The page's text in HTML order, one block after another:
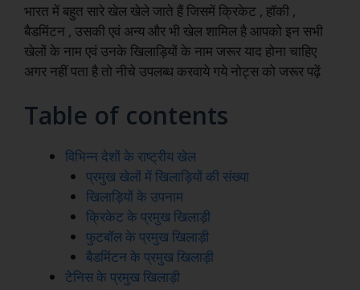
भारत में बहुत सारे खेल खेले जाते हैं जिसमें क्रिकेट , हॉकी ,
बैडमिंटन , उसकी एवं अन्य और भी खेल शामिल है आपको इन सभी
खेलों के नाम एवं उनके खिलाड़ियों के नाम जरूर याद होना चाहिए
अगर नहीं पता है तो नीचे उपलब्ध करवाये गये नोट्स को जरूर पढ़ें
Table of contents
विभिन्न देशों के राष्ट्रीय खेल
प्रमुख खेलों में खिलाड़ियों की संख्या
खिलाड़ियों के उपनाम
क्रिकेट के प्रमुख खिलाड़ी
फुटबॉल के प्रमुख खिलाड़ी
बैडमिंटन के प्रमुख खिलाड़ी
टेनिस के प्रमुख खिलाड़ी